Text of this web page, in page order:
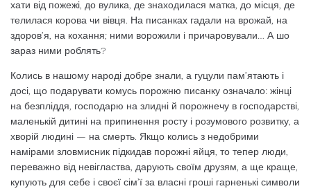
хати від пожежі, до вули­ка, де знаходилася матка, до місця, де
тели­лася корова чи вівця. На писанках гадали на врожай, на
здоров’я, на кохання; ними ворожили і причаровували… А шо
зараз ни­ми роблять?
Колись в нашому народі добре знали, а гуцули пам’ятають і
досі, що подарувати ко­мусь порожню писанку означало: жінці
на безпліддя, господарю на злидні й порожне­чу в господарстві,
маленькій дитині на при­пинення росту і розумового розвитку, а
хворій людині — на смерть. Якщо колись з недобрими
намірами зловмисник підкидав порожні яйця, то тепер люди,
переважно від невігластва, дарують своїм друзям, а ще краще,
купують для себе і своєї сім’ї за власні гроші гарненькі символи